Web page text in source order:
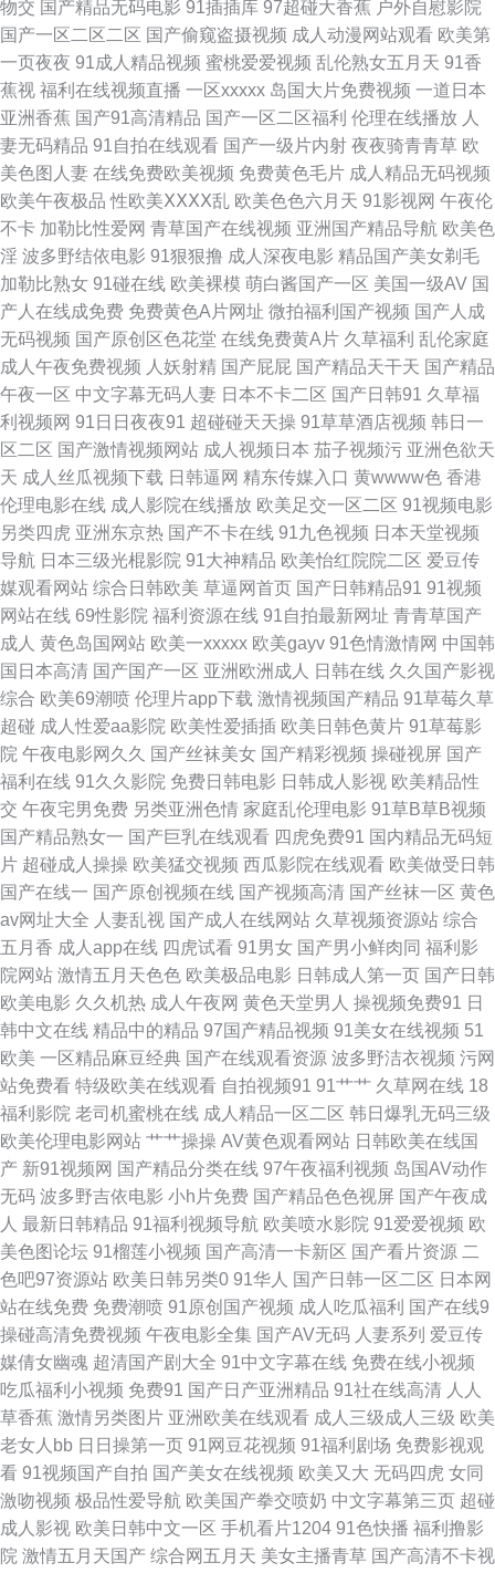
韩草草视频 天美91 午夜熟女福利 超碰97第一页 国产极品蜜臀毛片 俺去也综
合网 91打屁股 av老湿影院 国产久久区 狼友视频aa 欧美粗大视频 日韩成人
免费 视频网站18污 性生活A级视频 在线国产视频 97日韩在线 变态另类11
成人猛猛av 国产叫床 狠狠久久 精品国产9199 另类综合在线 欧美在线撸视
频 亚洲另类图片69 在线老司机大香蕉 91黄色91刺激 91探花一区在线 超碰
97人人妻 成人av五月花 含羞草AV影院 黄色仓库导航 蜜桃草91视频 人妖av
午夜传媒 影音先锋欧美专区 91免费网站 草逼视频软件 国产麻豆aa 韩日日精
欧美韩日 熟妇人妻久久一区 香蕉视频在线网站 自拍人妻欧美 91性爱视频大
全 成人高清日色 国产伪娘在线一区 极品网黄 欧美A√ 日韩无码av网站 五月
丁香大香蕉 午夜私人福利 亚洲色色电影网站 爱豆传媒九色视频 大香蕉99草
超碰夫妻啪啪啪 美女电影 欧美性爱变态 三级三级久久香港 午夜九二福利 亚
洲影院成人在线 91福利社 东京热成人在线 狠狠久久精品L 老湿机福利区 欧
美a√在线 欧美性福利影院 天堂社一区二区 亚洲成人SESE 在线免费九一网
站 91免费入口观看 3级久久精 黄色成人AV网 免费视频无码专区 日本韩国A
片 www国产www 福利天堂91 欧美不卡交配视频 人人操97 99只有精品9 玖
草aⅴ视频 色先锋AV导航 欧美91 日韩一区 国产精品打炮自拍 影音先锋红杏
AV ts男娘激情 国产精品乱码专区 另类色图欧美 日韩三级av 伊人春色综合
91牛视频网址 av激情黄亚洲 超碰极品 国产熟女91熟女 久久婷婷五月天 欧
美区另类 日韩无人区艹 午夜成人AV导航 大香蕉影占91 国产主页 日韩国产
对白 在线免费毛片基地 肏人网站 国产三级片在线观 六月天婷婷 日本中文字
幕成人 香蕉久草 91黄色链接 波多野解衣 国产操海角社区 精品兔费产品精品
日本电影色色 91超碰丁香 99欧美操碰 超碰人草 户外激情露出 两性蜜桃午夜
剧场 欧洲一区无码 少妇在线导航社区 亚洲a级 91社区最新网址 老司机能看
的av 日本黄色永久视频 在线超鹏 99福利社 51视屏 久久999 日韩黄色网址
午夜福利偷拍在线 69欧洲 www91日本 极品国产TS资源 欧美性爱100P 丝袜
脚网址 中文字幕11页 AV性爱com 东京热成人网站 狠狠鲁无码网站 麻豆
MD93TV 青青视频网 午夜福利院91N 91九色性爱 www91白 国产熟女性爱
网站 六月天婷婷丁香 日韩一级视频 亚洲微拍福利 欧美网站在线观看
物交 国产精品无码电影 91插插库 97超碰大香蕉 户外自慰影院
国产一区二区二区 国产偷窥盗摄视频 成人动漫网站观看 欧美第
一页夜夜 91成人精品视频 蜜桃爱爱视频 乱伦熟女五月天 91香
蕉视 福利在线视频直播 一区xxxxx 岛国大片免费视频 一道日本
亚洲香蕉 国产91高清精品 国产一区二区福利 伦理在线播放 人
妻无码精品 91自拍在线观看 国产一级片内射 夜夜骑青青草 欧
美色图人妻 在线免费欧美视频 免费黄色毛片 成人精品无码视频
欧美午夜极品 性欧美ⅩⅩⅩⅩ乱 欧美色色六月天 91影视网 午夜伦
不卡 加勒比性爱网 青草国产在线视频 亚洲国产精品导航 欧美色
淫 波多野结依电影 91狠狠撸 成人深夜电影 精品国产美女剃毛
加勒比熟女 91碰在线 欧美裸模 萌白酱国产一区 美国一级AV 国
产人在线成免费 免费黄色A片网址 微拍福利国产视频 国产人成
无码视频 国产原创区色花堂 在线免费黄A片 久草福利 乱伦家庭
成人午夜免费视频 人妖射精 国产屁屁 国产精品天干天 国产精品
午夜一区 中文字幕无码人妻 日本不卡二区 国产日韩91 久草福
利视频网 91日日夜夜91 超碰碰天天操 91草草酒店视频 韩日一
区二区 国产激情视频网站 成人视频日本 茄子视频污 亚洲色欲天
天 成人丝瓜视频下载 日韩逼网 精东传媒入口 黄wwww色 香港
伦理电影在线 成人影院在线播放 欧美足交一区二区 91视频电影
另类四虎 亚洲东京热 国产不卡在线 91九色视频 日本天堂视频
导航 日本三级光棍影院 91大神精品 欧美怡红院院二区 爱豆传
媒观看网站 综合日韩欧美 草逼网首页 国产日韩精品91 91视频
网站在线 69性影院 福利资源在线 91自拍最新网址 青青草国产
成人 黄色岛国网站 欧美一xxxxx 欧美gayv 91色情激情网 中国韩
国日本高清 国产国产一区 亚洲欧洲成人 日韩在线 久久国产影视
综合 欧美69潮喷 伦理片app下载 激情视频国产精品 91草莓久草
超碰 成人性爱aa影院 欧美性爱插插 欧美日韩色黄片 91草莓影
院 午夜电影网久久 国产丝袜美女 国产精彩视频 操碰视屏 国产
福利在线 91久久影院 免费日韩电影 日韩成人影视 欧美精品性
交 午夜宅男免费 另类亚洲色情 家庭乱伦理电影 91草B草B视频
国产精品熟女一 国产巨乳在线观看 四虎免费91 国内精品无码短
片 超碰成人操操 欧美猛交视频 西瓜影院在线观看 欧美做受日韩
国产在线一 国产原创视频在线 国产视频高清 国产丝袜一区 黄色
av网址大全 人妻乱视 国产成人在线网站 久草视频资源站 综合
五月香 成人app在线 四虎试看 91男女 国产男小鲜肉同 福利影
院网站 激情五月天色色 欧美极品电影 日韩成人第一页 国产日韩
欧美电影 久久机热 成人午夜网 黄色天堂男人 操视频免费91 日
韩中文在线 精品中的精品 97国产精品视频 91美女在线视频 51
欧美 一区精品麻豆经典 国产在线观看资源 波多野洁衣视频 污网
站免费看 特级欧美在线观看 自拍视频91 91艹艹 久草网在线 18
福利影院 老司机蜜桃在线 成人精品一区二区 韩日爆乳无码三级
欧美伦理电影网站 艹艹操操 AV黄色观看网站 日韩欧美在线国
产 新91视频网 国产精品分类在线 97午夜福利视频 岛国AV动作
无码 波多野吉依电影 小h片免费 国产精品色色视屏 国产午夜成
人 最新日韩精品 91福利视频导航 欧美喷水影院 91爱爱视频 欧
美色图论坛 91榴莲小视频 国产高清一卡新区 国产看片资源 二
色吧97资源站 欧美日韩另类0 91华人 国产日韩一区二区 日本网
站在线免费 免费潮喷 91原创国产视频 成人吃瓜福利 国产在线9
操碰高清免费视频 午夜电影全集 国产AV无码 人妻系列 爱豆传
媒倩女幽魂 超清国产剧大全 91中文字幕在线 免费在线小视频
吃瓜福利小视频 免费91 国产日产亚洲精品 91社在线高清 人人
草香蕉 激情另类图片 亚洲欧美在线观看 成人三级成人三级 欧美
老女人bb 日日操第一页 91网豆花视频 91福利剧场 免费影视观
看 91视频国产自拍 国产美女在线视频 欧美又大 无码四虎 女同
激吻视频 极品性爱导航 欧美国产拳交喷奶 中文字幕第三页 超碰
成人影视 欧美日韩中文一区 手机看片1204 91色快播 福利撸影
院 激情五月天国产 综合网五月天 美女主播青草 国产高清不卡视